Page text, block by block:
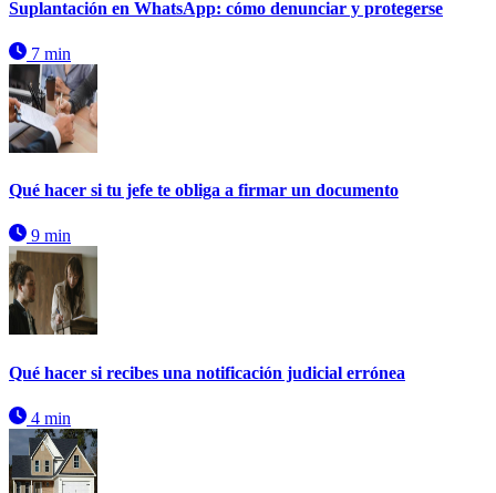
Suplantación en WhatsApp: cómo denunciar y protegerse
7 min
Qué hacer si tu jefe te obliga a firmar un documento
9 min
Qué hacer si recibes una notificación judicial errónea
4 min